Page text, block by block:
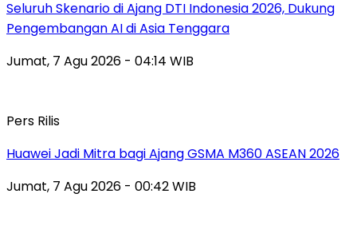
Seluruh Skenario di Ajang DTI Indonesia 2026, Dukung
Pengembangan AI di Asia Tenggara
Jumat, 7 Agu 2026 - 04:14 WIB
Pers Rilis
Huawei Jadi Mitra bagi Ajang GSMA M360 ASEAN 2026
Jumat, 7 Agu 2026 - 00:42 WIB